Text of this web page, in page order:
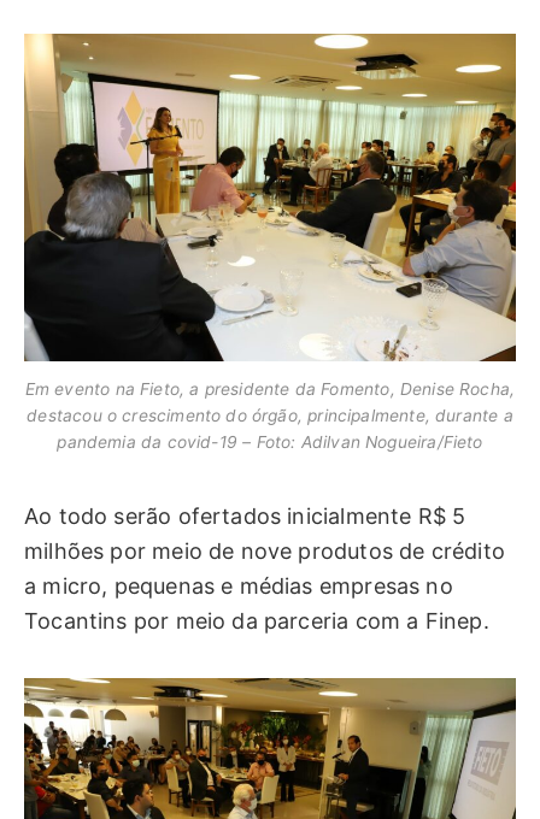
Em evento na Fieto, a presidente da Fomento, Denise Rocha,
destacou o crescimento do órgão, principalmente, durante a
pandemia da covid-19 – Foto: Adilvan Nogueira/Fieto
Ao todo serão ofertados inicialmente R$ 5
milhões por meio de nove produtos de crédito
a micro, pequenas e médias empresas no
Tocantins por meio da parceria com a Finep.